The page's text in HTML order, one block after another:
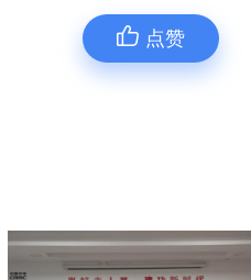
点赞